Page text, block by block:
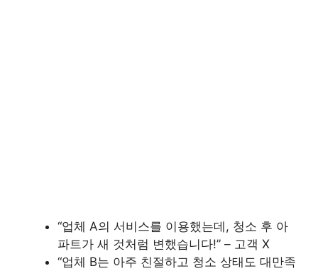
“업체 A의 서비스를 이용했는데, 청소 후 아
파트가 새 것처럼 변했습니다!” – 고객 X
“업체 B는 아주 친절하고 청소 상태도 대만족